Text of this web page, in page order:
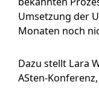
Umsetzung der
Monaten noch
Dazu stellt Lara
ASten-